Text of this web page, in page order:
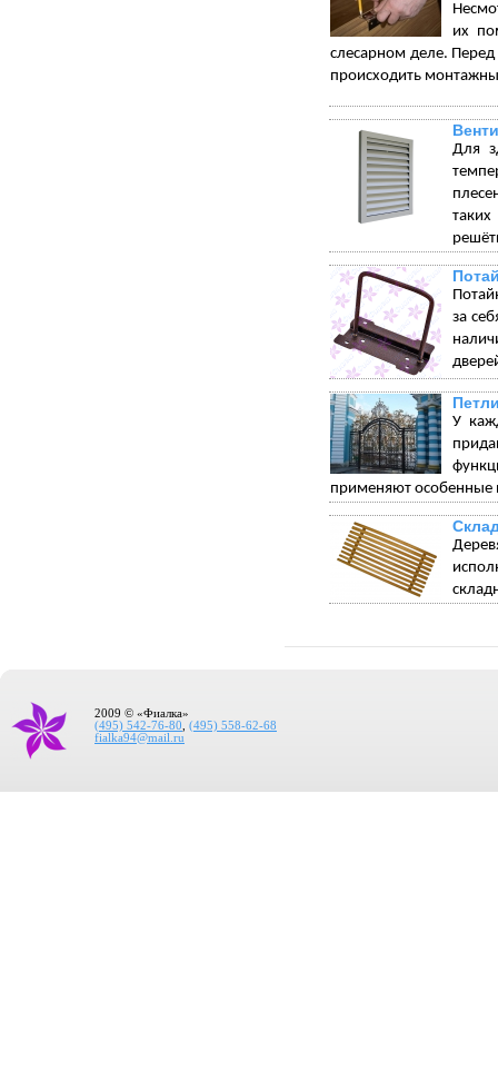
их
слесарном деле. Перед
происходить
Для
за
У
применяют особенные
2009 © «Фиалка»
(495) 542-76-80
(495) 558-62-68
fialka94@mail.ru